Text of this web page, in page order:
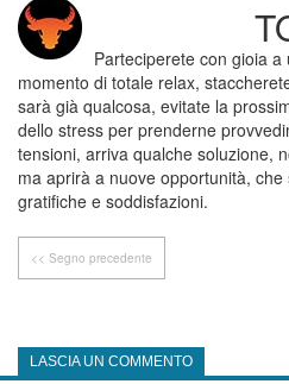
Parteciperete con gioia
momento di totale relax,
sarà già qualcosa, evitate la
dello stress per prenderne
tensioni, arriva qualche soluzione,
ma aprirà a nuove opportunità,
gratifiche e soddisfazioni.
<< Segno precedente
LASCIA UN COMMENTO